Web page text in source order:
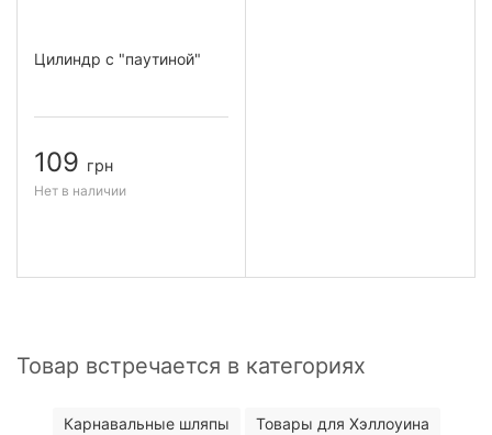
Цилиндр с "паутиной"
109 грн
Нет в наличии
Товар встречается в категориях
Карнавальные шляпы Товары для Хэллоуина